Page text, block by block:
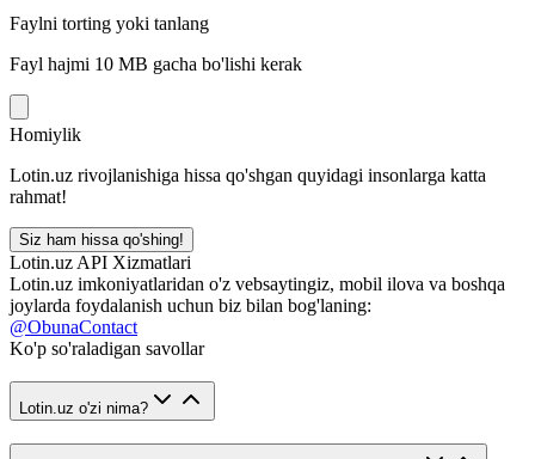
Faylni torting yoki tanlang
Fayl hajmi 10 MB gacha bo'lishi kerak
Homiylik
Lotin.uz rivojlanishiga hissa qo'shgan quyidagi insonlarga katta
rahmat!
Siz ham hissa qo'shing!
Lotin.uz API Xizmatlari
Lotin.uz imkoniyatlaridan o'z vebsaytingiz, mobil ilova va boshqa
joylarda foydalanish uchun biz bilan bog'laning:
@ObunaContact
Ko'p so'raladigan savollar
Lotin.uz o'zi nima?